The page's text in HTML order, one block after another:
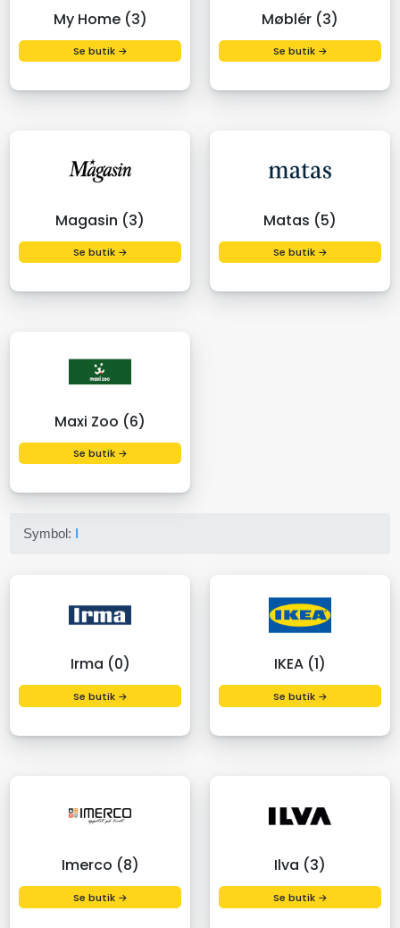
My Home (3)
Se butik →
Møblér (3)
Se butik →
Magasin (3)
Se butik →
Matas (5)
Se butik →
Maxi Zoo (6)
Se butik →
Symbol: I
Irma (0)
Se butik →
IKEA (1)
Se butik →
Imerco (8)
Se butik →
Ilva (3)
Se butik →